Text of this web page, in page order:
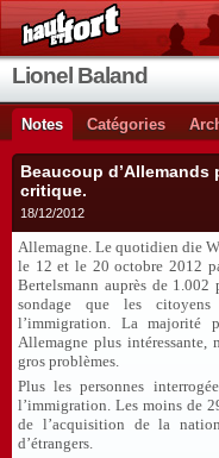
Lionel Baland
Notes Catégories
Beaucoup d’Allemands
critique.
18/12/2012
Allemagne. Le quotidien die
le 12 et le 20 octobre 2012
Bertelsmann auprès de 1.002
sondage que les
l’immigration. La majorité
Allemagne plus intéressante,
gros problèmes.
Plus les personnes
l’immigration. Les moins de
de l’acquisition de la
d’étrangers.